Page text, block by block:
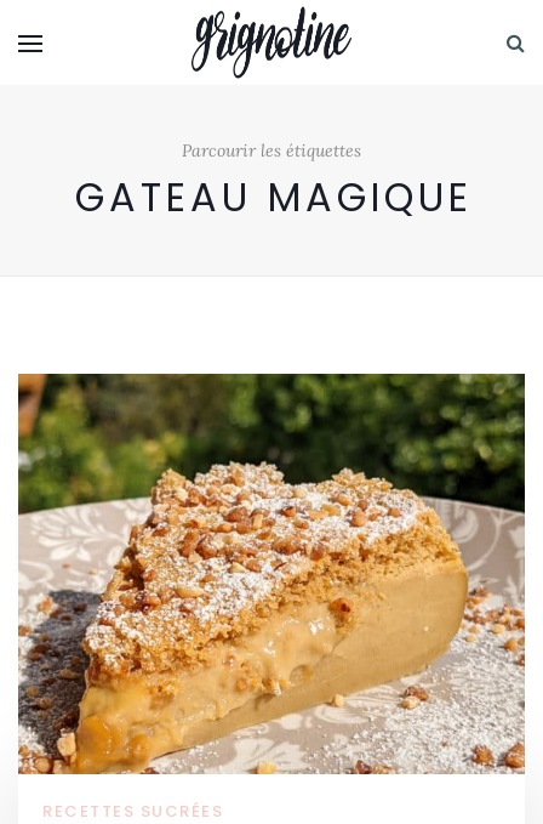
Parcourir les étiquettes
GATEAU MAGIQUE
RECETTES SUCRÉES